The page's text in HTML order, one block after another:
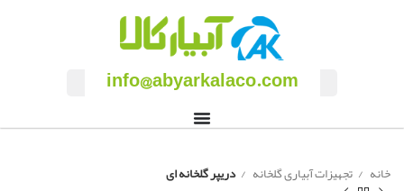
info@abyarkalaco.com
خانه تجهیزات آبیاری گلخانه دریپر گلخانه ای